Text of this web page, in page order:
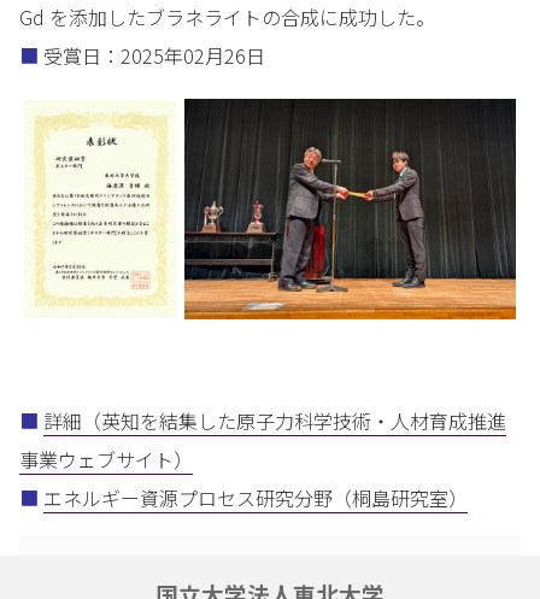
Gd を添加したブラネライトの合成に成功した。
■ 受賞日：2025年02月26日
■ 詳細（英知を結集した原子力科学技術・人材育成推進
事業ウェブサイト）
■ エネルギー資源プロセス研究分野（桐島研究室）